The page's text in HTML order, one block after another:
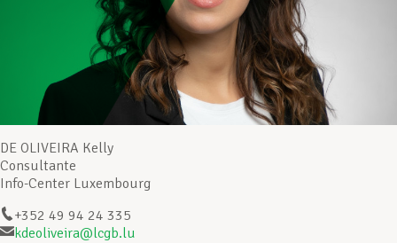
Structures syndicales
Assistance au Travail
DE OLIVEIRA Kelly
Consultante
Info-Center Luxembourg
+352 49 94 24 335
kdeoliveira@lcgb.lu